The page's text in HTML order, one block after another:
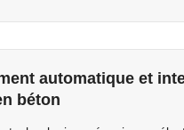
automatique et
béton